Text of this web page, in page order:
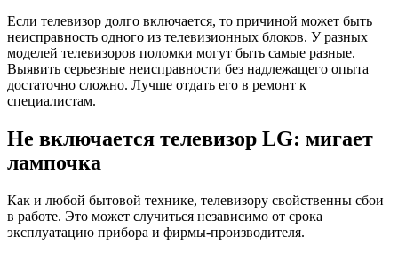
Если телевизор долго включается, то причиной может быть
неисправность одного из телевизионных блоков. У разных
моделей телевизоров поломки могут быть самые разные.
Выявить серьезные неисправности без надлежащего опыта
достаточно сложно. Лучше отдать его в ремонт к
специалистам.
Не включается телевизор LG: мигает
лампочка
Как и любой бытовой технике, телевизору свойственны сбои
в работе. Это может случиться независимо от срока
эксплуатацию прибора и фирмы-производителя.